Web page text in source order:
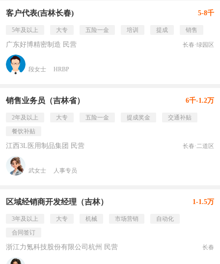
客户代表(吉林长春) 5-8千
5年及以上 大专 五险一金 培训 提成 销售
广东好博精密制造 民营 长春·绿园区
段女士 HRBP
销售业务员（吉林省） 6千-1.2万
2年及以上 大专 五险一金 提成奖金
交通补贴
餐饮补贴
江西3L医用制品集团 民营 长春·二道区
武女士 人事专员
区域经销商开发经理（吉林） 1-1.5万
3年及以上 大专 机械 市场营销
自动化
合同签订
浙江力氪科技股份有限公司杭州 民营 长春